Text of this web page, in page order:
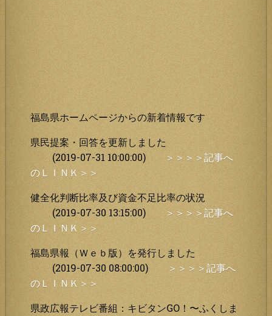
福島県ホームページからの新着情報です
県民提案・回答を更新しました
(2019-07-31 10:00:00)
＞＞＞＞記事へ
のＬＩＮＫ＞＞
健全化判断比率及び資金不足比率の状況
(2019-07-30 13:15:00)
＞＞＞＞記事へ
のＬＩＮＫ＞＞
福島県報（Ｗｅｂ版）を発行しました
(2019-07-30 08:00:00)
＞＞＞＞記事へ
のＬＩＮＫ＞＞
県政広報テレビ番組：キビタンGO！〜ふくしま